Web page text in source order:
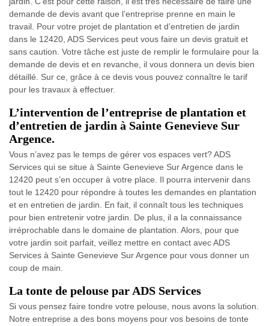
demande de devis avant que l’entreprise prenne en main le
travail. Pour votre projet de plantation et d’entretien de jardin
dans le 12420, ADS Services peut vous faire un devis gratuit et
sans caution. Votre tâche est juste de remplir le formulaire pour la
demande de devis et en revanche, il vous donnera un devis bien
détaillé. Sur ce, grâce à ce devis vous pouvez connaître le tarif
pour les travaux à effectuer.
L’intervention de l’entreprise de plantation et
d’entretien de jardin à Sainte Genevieve Sur
Argence.
Vous n’avez pas le temps de gérer vos espaces vert? ADS
Services qui se situe à Sainte Genevieve Sur Argence dans le
12420 peut s’en occuper à votre place. Il pourra intervenir dans
tout le 12420 pour répondre à toutes les demandes en plantation
et en entretien de jardin. En fait, il connaît tous les techniques
pour bien entretenir votre jardin. De plus, il a la connaissance
irréprochable dans le domaine de plantation. Alors, pour que
votre jardin soit parfait, veillez mettre en contact avec ADS
Services à Sainte Genevieve Sur Argence pour vous donner un
coup de main.
La tonte de pelouse par ADS Services
Si vous pensez faire tondre votre pelouse, nous avons la solution.
Notre entreprise a des bons moyens pour vos besoins de tonte